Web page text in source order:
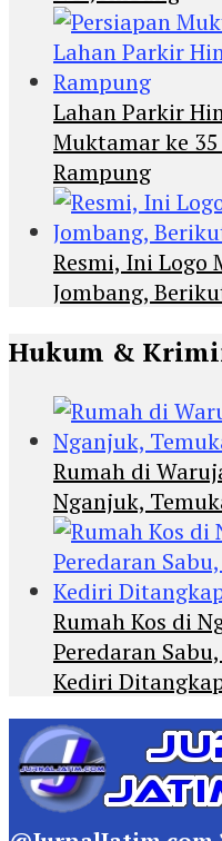
Lahan Parkir
Muktamar ke
Rampung
Resmi, Ini Logo
Jombang,
Hukum &
Rumah di
Nganjuk,
Rumah Kos di
Peredaran
Kediri